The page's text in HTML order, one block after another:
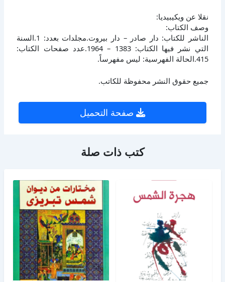
نقلا عن ويكيبيديا:
وصف الكتاب:
الناشر للكتاب: دار صادر – دار بيروت.مجلدات بعدد: 1.السنة
التي نشر فيها الكتاب: 1383 – 1964.عدد صفحات الكتاب:
415.الحالة الفهرسية: ليس مفهرساً.
جميع حقوق النشر محفوظة للكاتب.
صفحة التحميل
كتب ذات صلة